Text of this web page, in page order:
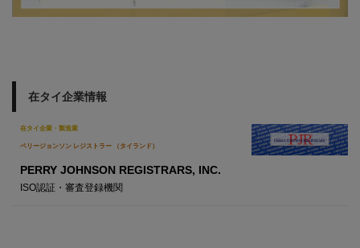
在タイ企業情報
在タイ企業・製造業
ペリージョンソン レジストラー （タイランド）
PERRY JOHNSON REGISTRARS, INC.
ISO認証・審査登録機関